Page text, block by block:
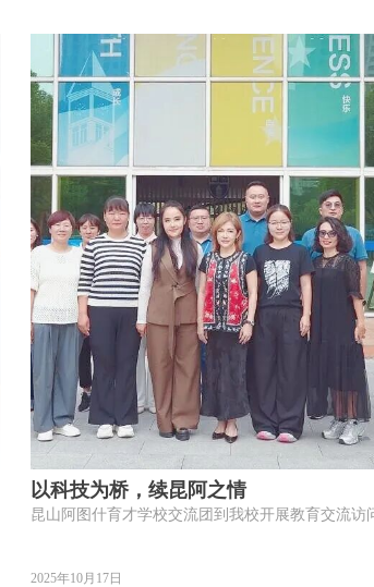
以科技为桥，续昆阿之情
昆山阿图什育才学校交流团到我校开展教育交流访
2025年10月17日